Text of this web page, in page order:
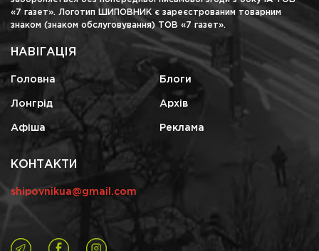
«7 газет». Логотип ШИПОВНИК є зареєстрованим товарним
знаком (знаком обслуговування) ТОВ «7 газет».
НАВІГАЦІЯ
Головна Блоги
Лонгрід Архів
Афіша Реклама
КОНТАКТИ
shipovnikua@gmail.com